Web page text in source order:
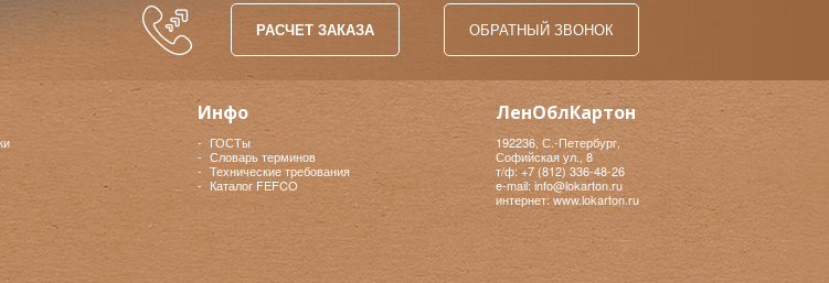
РАСЧЕТ ЗАКАЗА ОБРАТНЫЙ ЗВОНОК
Инфо
ГОСТы
Словарь терминов
Технические требования
Каталог FEFCO
ЛенОблКартон
192236, С.-Петербург,
Софийская ул., 8
т/ф: +7 (812) 336-48-26
e-mail: info@lokarton.ru
интернет: www.lokarton.ru